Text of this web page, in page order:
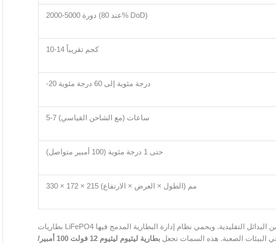
2000-5000 دورة (عند 80% DoD)
10-14 كجم تقريباً
-20 درجة مئوية إلى 60 درجة مئوية
5-7 ساعات (مع الشاحن القياسي)
حتى 1 درجة مئوية (100 أمبير متواصل)
330 × 172 × 215 مم (الطول × العرض × الارتفاع)
بطاريات LiFePO4 أخف وزناً وأكثر أماناً وفعالية من البدائل التقليدية. ويحمي نظام إدارة البطارية المدمج فيها (BMS) من الشحن الزائد
في البيئات الصعبة. هذه السمات تجعل
بطارية ليثيوم ليثيوم 12 فولت 100 أمبير/